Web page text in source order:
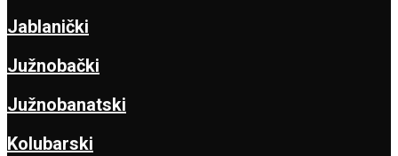
Jablanički
Južnobački
Južnobanatski
Kolubarski